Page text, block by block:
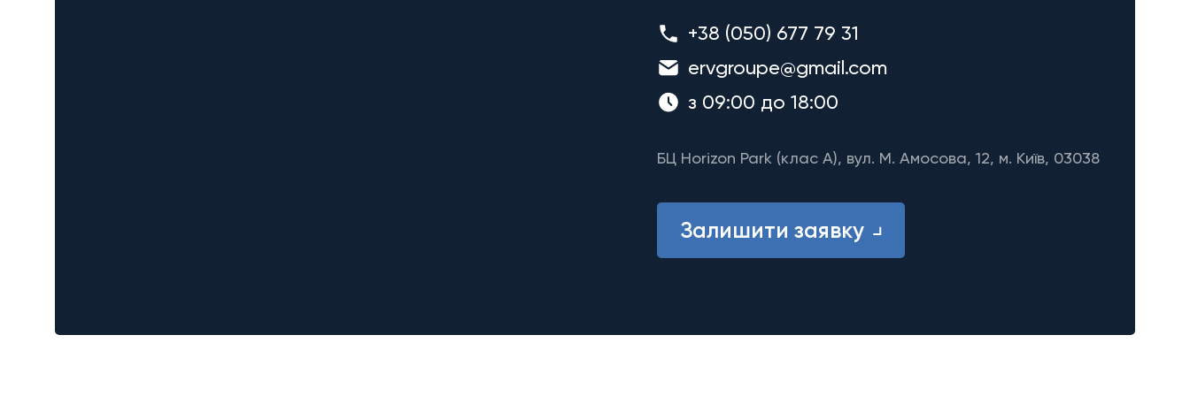
+38 (050) 677 79 31
ervgroupe@gmail.com
з 09:00 до 18:00
БЦ Horizon Park (клас A), вул. М. Амосова, 12, м. Київ, 03038
Залишити заявку